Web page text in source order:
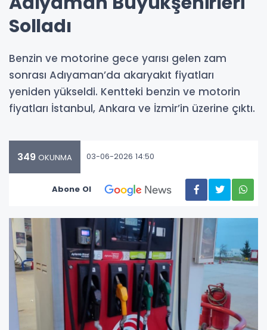
Solladı
Benzin ve motorine gece yarısı gelen zam
sonrası Adıyaman’da akaryakıt fiyatları
yeniden yükseldi. Kentteki benzin ve motorin
fiyatları İstanbul, Ankara ve İzmir’in üzerine çıktı.
349 OKUNMA 03-06-2026 14:50
Abone Ol